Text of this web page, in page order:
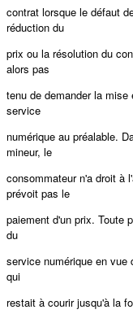
contrat lorsque le défaut
réduction du
prix ou la résolution du
alors pas
tenu de demander la
service
numérique au préalable.
mineur, le
consommateur n'a droit à
prévoit pas le
paiement d'un prix. Toute
du
service numérique en vue
qui
restait à courir jusqu'à la